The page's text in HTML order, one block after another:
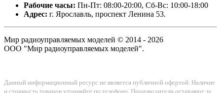
Рабочие часы: Пн-Пт: 08:00-20:00, Сб-Вс: 10:00-18:00
Адрес: г. Ярославль, проспект Ленина 53.
Мир радиоуправляемых моделей © 2014 - 2026
ООО "Мир радиоуправляемых моделей".
Данный информационный ресурс не является публичной офертой. Наличие
и стоимость товаров уточняйте по телефону. Производители оставляют за